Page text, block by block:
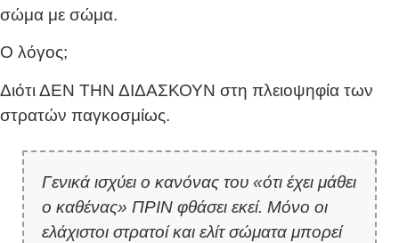
σώμα με σώμα.
Ο λόγος;
Διότι ΔΕΝ ΤΗΝ ΔΙΔΑΣΚΟΥΝ στη πλειοψηφία των
στρατών παγκοσμίως.
Γενικά ισχύει ο κανόνας του «ότι έχει μάθει
ο καθένας» ΠΡΙΝ φθάσει εκεί. Μόνο οι
ελάχιστοι στρατοί και ελίτ σώματα μπορεί